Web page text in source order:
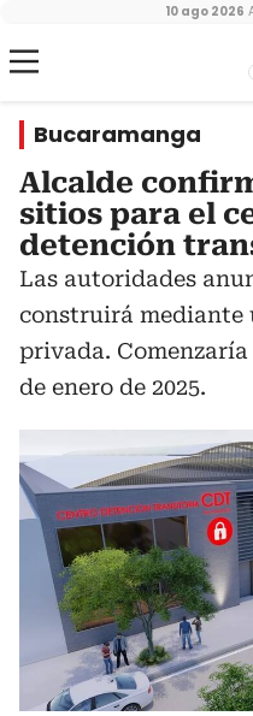
10 ago 2026
Bucaramanga
Alcalde
sitios para el
detención
Las autoridades
construirá mediante
privada.
de enero de 2025.